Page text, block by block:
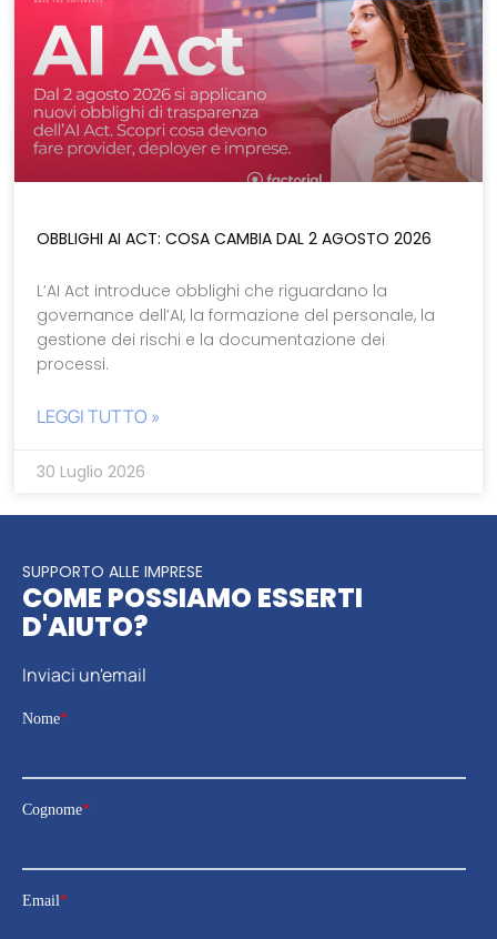
OBBLIGHI AI ACT: COSA CAMBIA DAL 2 AGOSTO 2026
L’AI Act introduce obblighi che riguardano la
governance dell’AI, la formazione del personale, la
gestione dei rischi e la documentazione dei
processi.
LEGGI TUTTO »
30 Luglio 2026
SUPPORTO ALLE IMPRESE
COME POSSIAMO ESSERTI
D'AIUTO?
Inviaci un'email